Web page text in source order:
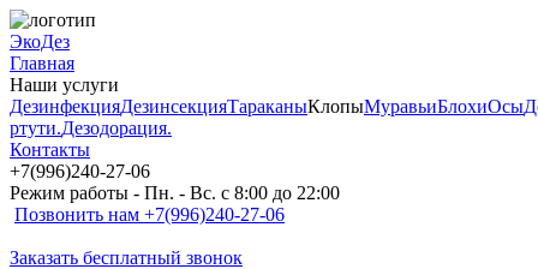
ЭкоДез
Главная
Наши услуги
ДезинфекцияДезинсекцияТараканыКлопыМуравьиБлохиОсы
ртути.Дезодорация.
Контакты
+7(996)240-27-06
Режим работы - Пн. - Вс. с 8:00 до 22:00
Позвонить нам +7(996)240-27-06
Заказать бесплатный звонок